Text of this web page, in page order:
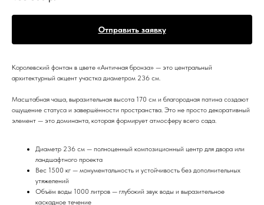
Отправить заявку
Королевский фонтан в цвете «Античная бронза» — это центральный
архитектурный акцент участка диаметром 236 см.
Масштабная чаша, выразительная высота 170 см и благородная патина создают
ощущение статуса и завершённости пространства. Это не просто декоративный
элемент — это доминанта, которая формирует атмосферу всего сада.
Диаметр 236 см — полноценный композиционный центр для двора или
ландшафтного проекта
Вес 1500 кг — монументальность и устойчивость без дополнительных
утяжелений
Объём воды 1000 литров — глубокий звук воды и выразительное
каскадное течение